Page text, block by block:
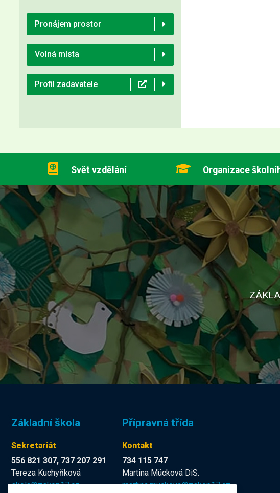
Pronájem prostor
Volná místa
Profil zadavatele
Svět vzdělání Organizace
Základní škola
Sekretariát
556 821 307, 737 207 291
Tereza Kuchyňková
skola@zskop17.cz
Přípravná třída
Kontakt
734 115 747
Martina Mücková DiS.
martina.muckova@zskop17.cz